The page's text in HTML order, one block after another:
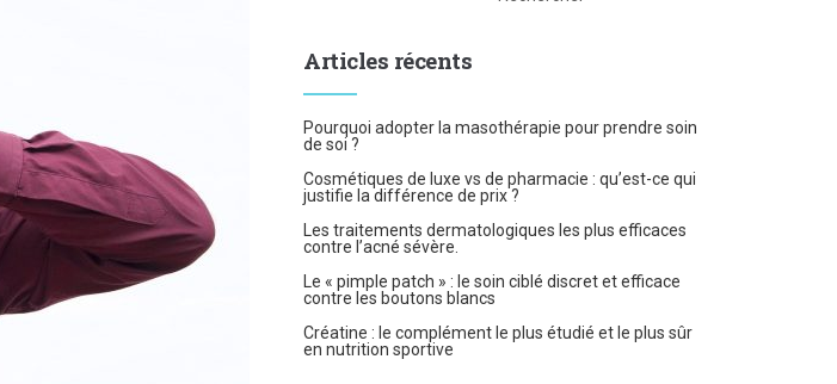
Articles récents
Pourquoi adopter la masothérapie pour prendre soin
de soi ?
Cosmétiques de luxe vs de pharmacie : qu’est-ce qui
justifie la différence de prix ?
Les traitements dermatologiques les plus efficaces
contre l’acné sévère.
Le « pimple patch » : le soin ciblé discret et efficace
contre les boutons blancs
Créatine : le complément le plus étudié et le plus sûr
en nutrition sportive